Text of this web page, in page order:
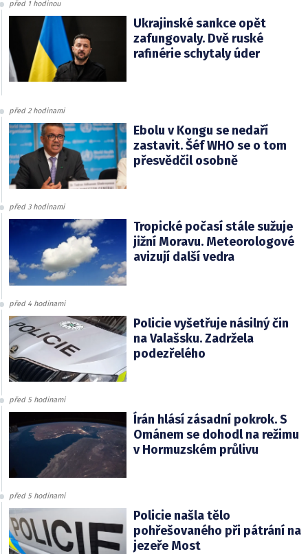
před 1 hodinou
Ukrajinské sankce opět
zafungovaly. Dvě ruské
rafinérie schytaly úder
před 2 hodinami
Ebolu v Kongu se nedaří
zastavit. Šéf WHO se o tom
přesvědčil osobně
před 3 hodinami
Tropické počasí stále sužuje
jižní Moravu. Meteorologové
avizují další vedra
před 4 hodinami
Policie vyšetřuje násilný čin
na Valašsku. Zadržela
podezřelého
před 5 hodinami
Írán hlásí zásadní pokrok. S
Ománem se dohodl na režimu
v Hormuzském průlivu
před 5 hodinami
Policie našla tělo
pohřešovaného při pátrání na
jezeře Most